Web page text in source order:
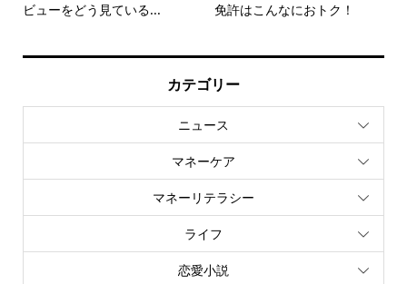
ビューをどう見ている... 免許はこんなにおトク！
カテゴリー
ニュース
マネーケア
マネーリテラシー
ライフ
恋愛小説